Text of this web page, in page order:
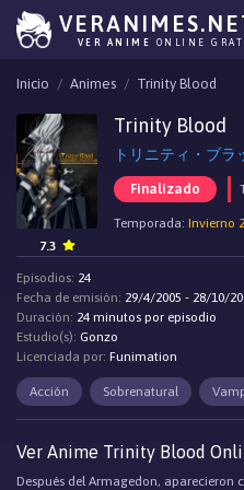
VER ANIME ONLINE
Inicio Animes Trinity Blood
Trinity Blood
トリニティ・ブラ
Finalizado
Temporada: Invierno
7.3
Episodios: 24
Fecha de emisión: 29/4/2005 - 28/10/
Duración: 24 minutos por episodio
Estudio(s): Gonzo
Licenciada por: Funimation
Acción Sobrenatural
Ver Anime Trinity Blood
Después del Armagedon, aparecieron